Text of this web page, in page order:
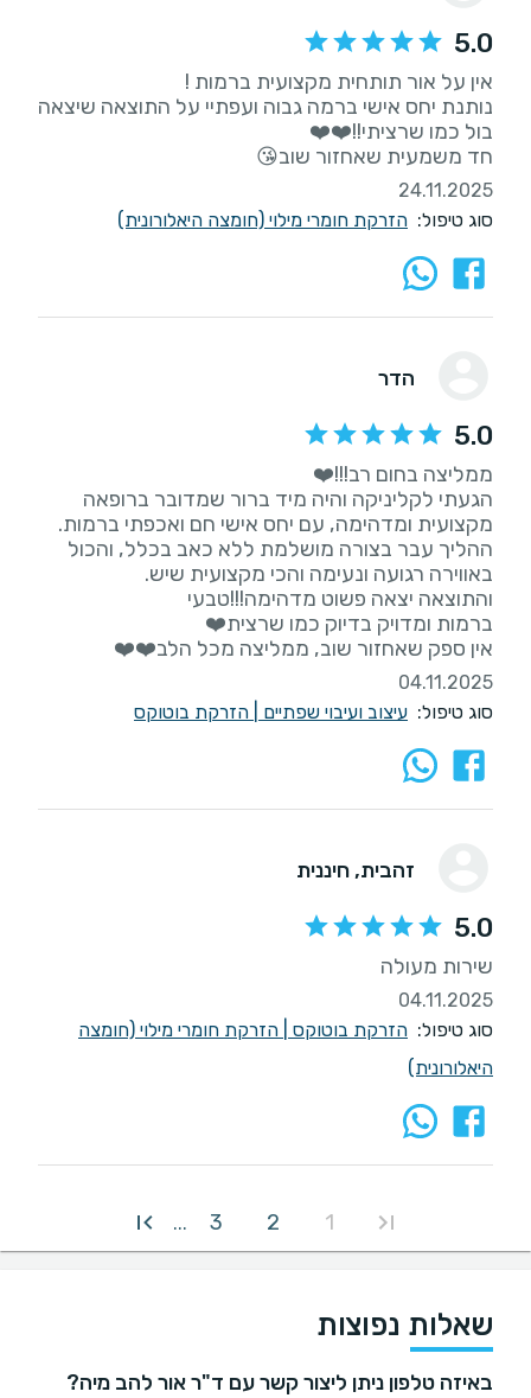
5.0
נותנת יחס אישי ברמה גבוה ועפתיי על התוצאה שיצאה
חד משמעית שאחזור שוב😘
24.11.2025
סוג טיפול: הזרקת חומרי מילוי (חומצה היאלורונית)
הדר
5.0
הגעתי לקליניקה והיה מיד ברור שמדובר ברופאה
ההליך עבר בצורה מושלמת ללא כאב בכלל, והכול
אין ספק שאחזור שוב, ממליצה מכל הלב❤️❤️
04.11.2025
סוג טיפול: עיצוב ועיבוי שפתיים הזרקת בוטוקס
זהבית, חיננית
5.0
שירות מעולה
04.11.2025
סוג טיפול: הזרקת בוטוקס
הזרקת חומרי מילוי (חומצה
היאלורונית)
1
2
3
...
שאלות נפוצות
באיזה טלפון ניתן ליצור קשר עם ד"ר אור להב מיה?